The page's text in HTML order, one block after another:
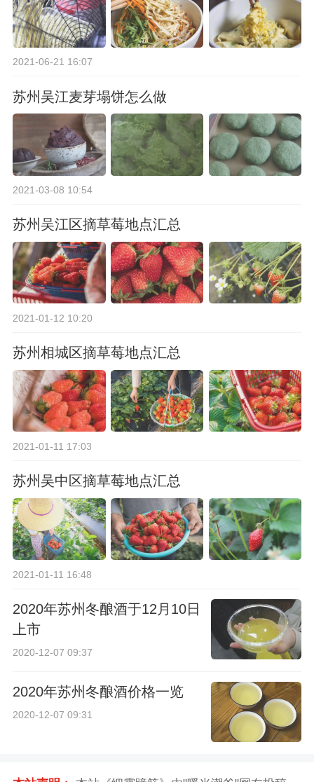
2021-06-21 16:07
苏州吴江麦芽塌饼怎么做
2021-03-08 10:54
苏州吴江区摘草莓地点汇总
2021-01-12 10:20
苏州相城区摘草莓地点汇总
2021-01-11 17:03
苏州吴中区摘草莓地点汇总
2021-01-11 16:48
2020年苏州冬酿酒于12月10日
上市
2020-12-07 09:37
2020年苏州冬酿酒价格一览
2020-12-07 09:31